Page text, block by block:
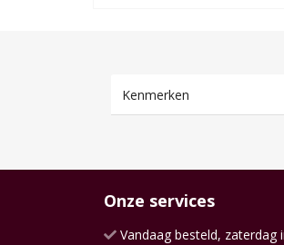
Kenmerken
Onze services
Vandaag besteld, zaterdag